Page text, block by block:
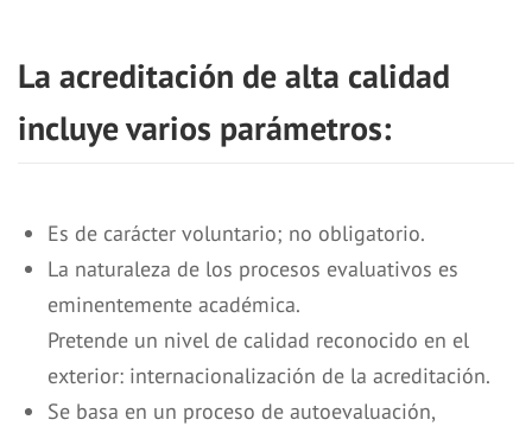
La acreditación de alta calidad
incluye varios parámetros:
Es de carácter voluntario; no obligatorio.
La naturaleza de los procesos evaluativos es
eminentemente académica.
Pretende un nivel de calidad reconocido en el
exterior: internacionalización de la acreditación.
Se basa en un proceso de autoevaluación,